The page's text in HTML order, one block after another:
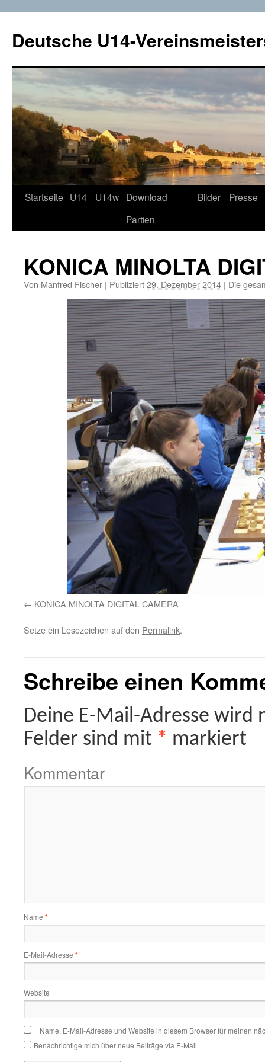
Deutsche U14-
Zum
Startseite U14 U14w Download
Partien
Bilder Presse
KONICA MINOLTA
Von Manfred Fischer | Publiziert29. Dezember 2014 | Die
KONICA MINOLTA DIGITAL CAMERA
Setze ein Lesezeichen auf den Permalink.
Schreibe einen
Deine E-Mail-Adresse
Felder sind mit * markiert
Kommentar
Name *
E-Mail-Adresse *
Website
Name, E-Mail-Adresse und Website in diesem Browser für meinen
Benachrichtige mich über neue Beiträge via E-Mail.